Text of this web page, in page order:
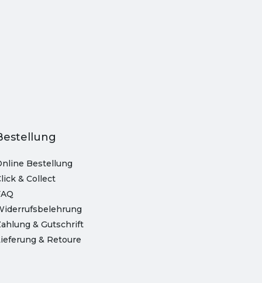
Bestellung
& Collect
& Gutschrift
& Retoure